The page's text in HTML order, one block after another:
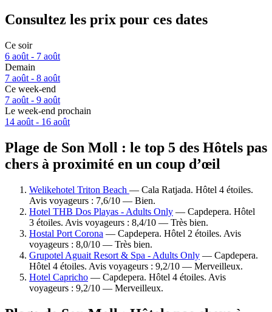
Consultez les prix pour ces dates
Ce soir
6 août - 7 août
Demain
7 août - 8 août
Ce week-end
7 août - 9 août
Le week-end prochain
14 août - 16 août
Plage de Son Moll : le top 5 des Hôtels pas
chers à proximité en un coup d’œil
Welikehotel Triton Beach — Cala Ratjada. Hôtel 4 étoiles.
Avis voyageurs : 7,6/10 — Bien.
Hotel THB Dos Playas - Adults Only — Capdepera. Hôtel
3 étoiles. Avis voyageurs : 8,4/10 — Très bien.
Hostal Port Corona — Capdepera. Hôtel 2 étoiles. Avis
voyageurs : 8,0/10 — Très bien.
Grupotel Aguait Resort & Spa - Adults Only — Capdepera.
Hôtel 4 étoiles. Avis voyageurs : 9,2/10 — Merveilleux.
Hotel Capricho — Capdepera. Hôtel 4 étoiles. Avis
voyageurs : 9,2/10 — Merveilleux.